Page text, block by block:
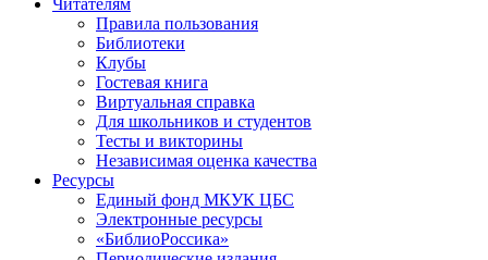
Читателям
Правила пользования
Библиотеки
Клубы
Гостевая книга
Виртуальная справка
Для школьников и студентов
Тесты и викторины
Независимая оценка качества
Ресурсы
Единый фонд МКУК ЦБС
Электронные ресурсы
«БиблиоРоссика»